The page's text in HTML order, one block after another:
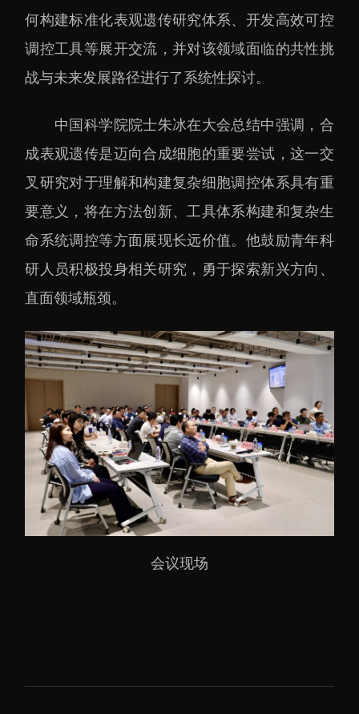
下载中心
学习教育
传承和弘扬科学家精神
我为群众办实事
新中心
国家生物制造产业创新
中心
深港脑科学创新研究院
深圳合成生物学创新研
创新研究院
深圳脑解析与脑模拟重
大科技基础设施
深圳合成生物研究重大
科技基础设施
中欧创新医药与健康研
究中心
何构建标准化表观遗传研究体系、开发高效可控
调控工具等展开交流，并对该领域面临的共性挑
战与未来发展路径进行了系统性探讨。
中国科学院院士朱冰在大会总结中强调，合
成表观遗传是迈向合成细胞的重要尝试，这一交
叉研究对于理解和构建复杂细胞调控体系具有重
要意义，将在方法创新、工具体系构建和复杂生
命系统调控等方面展现长远价值。他鼓励青年科
研人员积极投身相关研究，勇于探索新兴方向、
直面领域瓶颈。
会议现场